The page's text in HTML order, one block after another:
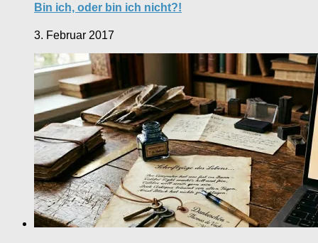
Bin ich, oder bin ich nicht?!
3. Februar 2017